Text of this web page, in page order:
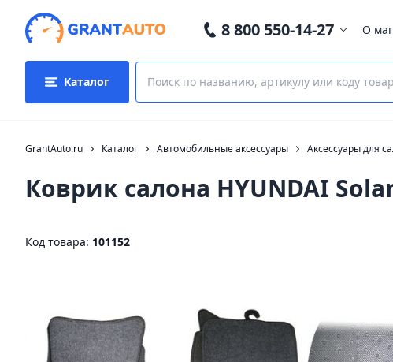
8 800 550-14-27 О
Каталог
GrantAuto.ru Каталог Автомобильные аксессуары Аксессуары для
Коврик салона HYUNDAI
Код товара: 101152